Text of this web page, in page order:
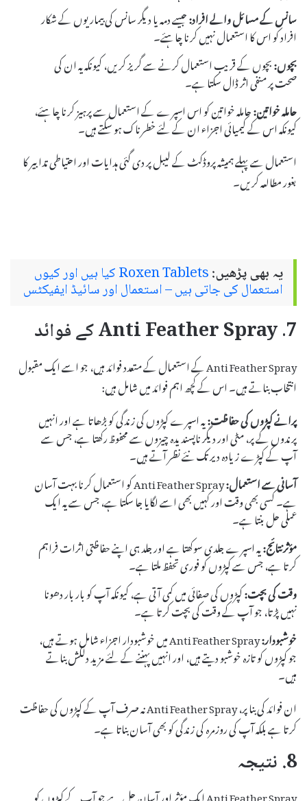
سانس کے مسائل والے افراد:جیسے دمہ یا دیگر سانس کی بیماریوں کے شکار
افراد کو اس کا استعمال نہیں کرنا چاہئے۔
بچوں:بچوں کے قریب استعمال کرنے سے گریز کریں، کیونکہ یہ ان کی
صحت پر منفی اثر ڈال سکتا ہے۔
حاملہ خواتین:حاملہ خواتین کو اس اسپرے کے استعمال سے پرہیز کرنا چاہئے،
کیونکہ اس کے کیمیائی اجزاء ان کے لئے خطرناک ہو سکتے ہیں۔
استعمال سے پہلے ہمیشہ پروڈکٹ کے لیبل پر دی گئی ہدایات اور احتیاطی تدابیر کا
بغور مطالعہ کریں۔
یہ بھی پڑھیں: Roxen Tablets کیا ہیں اور کیوں
استعمال کی جاتی ہیں – استعمال اور سائیڈ ایفیکٹس
7. Anti Feather Spray کے فوائد
Anti Feather Spray کے استعمال کے متعدد فوائد ہیں، جو اسے ایک مقبول
انتخاب بناتے ہیں۔ اس کے کچھ اہم فوائد میں شامل ہیں:
پرانے کپڑوں کی حفاظت:یہ اسپرے کپڑوں کی زندگی کو بڑھاتا ہے اور انہیں
پرندوں کے پر، مٹی اور دیگر ناپسندیدہ چیزوں سے محفوظ رکھتا ہے، جس سے
آپ کے کپڑے زیادہ دیر تک نئے نظر آتے ہیں۔
آسانی سے استعمال:
Anti Feather Spray کو استعمال کرنا بہت آسان
ہے۔ کسی بھی وقت اور کہیں بھی اسے لگایا جا سکتا ہے، جس سے یہ ایک
عملی حل بنتا ہے۔
مؤثر نتائج:یہ اسپرے جلدی سوکھتا ہے اور جلد ہی اپنے حفاظتی اثرات فراہم
کرتا ہے، جس سے کپڑوں کو فوری تحفظ ملتا ہے۔
وقت کی بچت:کپڑوں کی صفائی میں کمی آتی ہے، کیونکہ آپ کو بار بار دھونا
نہیں پڑتا، جو آپ کے وقت کی بچت کرتا ہے۔
خوشبودار:
Anti Feather Spray میں خوشبودار اجزاء شامل ہوتے ہیں،
جو کپڑوں کو تازہ خوشبو دیتے ہیں، اور انہیں پہننے کے لئے مزید دلکش بناتے
ہیں۔
ان فوائد کی بنا پر، Anti Feather Spray نہ صرف آپ کے کپڑوں کی حفاظت
کرتا ہے بلکہ آپ کی روزمرہ کی زندگی کو بھی آسان بناتا ہے۔
8. نتیجہ
Anti Feather Spray ایک مؤثر اور آسان حل ہے جو آپ کے کپڑوں کو